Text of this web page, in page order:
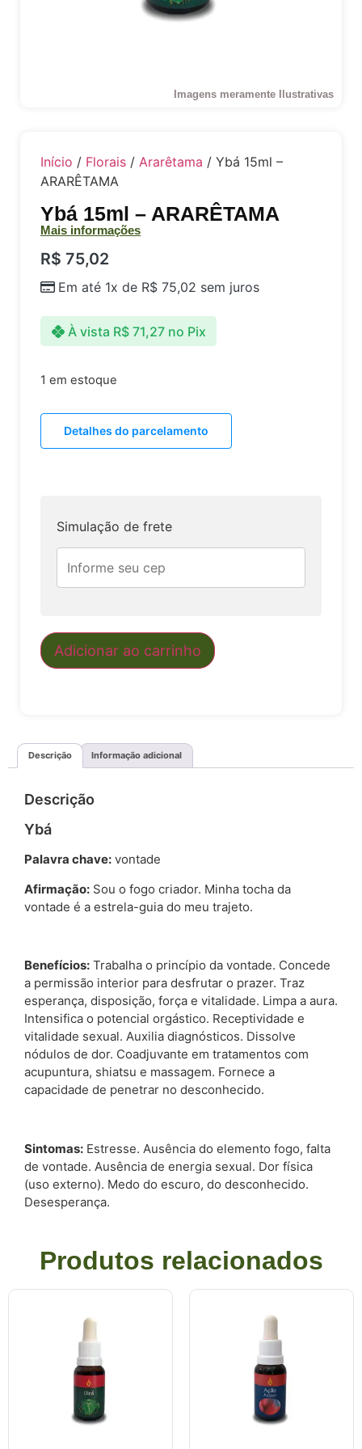
Imagens meramente Ilustrativas
Início / Florais / Ararêtama / Ybá 15ml –
ARARÊTAMA
Ybá 15ml – ARARÊTAMA
Mais informações
R$ 75,02
Em até 1x de R$ 75,02 sem juros
À vista R$71,27 no Pix
1 em estoque
Detalhes do parcelamento
Simulação de frete
Adicionar ao carrinho
Descrição Informação adicional
Descrição
Ybá
Palavra chave: vontade
Afirmação: Sou o fogo criador. Minha tocha da
vontade é a estrela-guia do meu trajeto.
Benefícios: Trabalha o princípio da vontade. Concede
a permissão interior para desfrutar o prazer. Traz
esperança, disposição, força e vitalidade. Limpa a aura.
Intensifica o potencial orgástico. Receptividade e
vitalidade sexual. Auxilia diagnósticos. Dissolve
nódulos de dor. Coadjuvante em tratamentos com
acupuntura, shiatsu e massagem. Fornece a
capacidade de penetrar no desconhecido.
Sintomas: Estresse. Ausência do elemento fogo, falta
de vontade. Ausência de energia sexual. Dor física
(uso externo). Medo do escuro, do desconhecido.
Desesperança.
Produtos relacionados